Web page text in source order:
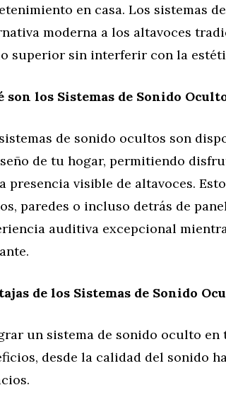
en casa. Los sistemas
moderna a los altavoces
superior sin interferir con la
son los Sistemas de Sonido
de sonido ocultos son
de tu hogar, permitiendo
presencia visible de altavoces.
paredes o incluso detrás de
auditiva excepcional
de los Sistemas de Sonido
un sistema de sonido oculto
desde la calidad del sonido